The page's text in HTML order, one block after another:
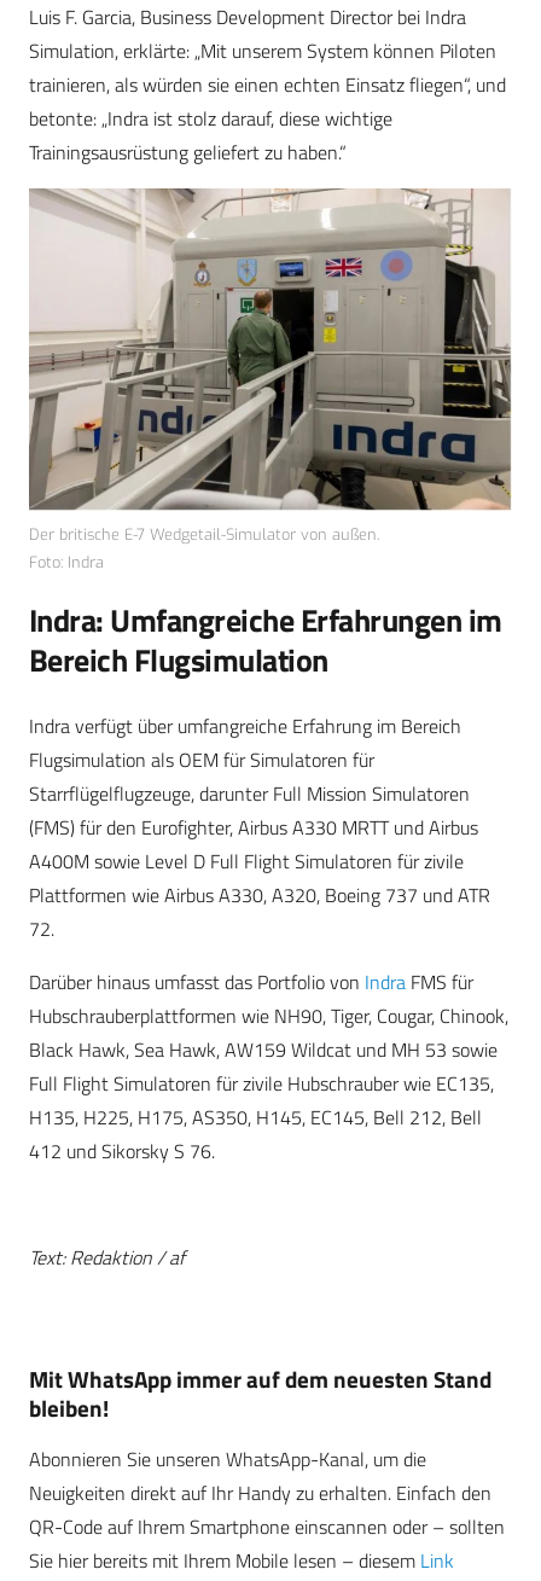
Luis F. Garcia, Business Development Director bei Indra
Simulation, erklärte: „Mit unserem System können Piloten
trainieren, als würden sie einen echten Einsatz fliegen“, und
betonte: „Indra ist stolz darauf, diese wichtige
Trainingsausrüstung geliefert zu haben.“
Der britische E-7 Wedgetail-Simulator von außen.
Foto: Indra
Indra: Umfangreiche Erfahrungen im
Bereich Flugsimulation
Indra verfügt über umfangreiche Erfahrung im Bereich
Flugsimulation als OEM für Simulatoren für
Starrflügelflugzeuge, darunter Full Mission Simulatoren
(FMS) für den Eurofighter, Airbus A330 MRTT und Airbus
A400M sowie Level D Full Flight Simulatoren für zivile
Plattformen wie Airbus A330, A320, Boeing 737 und ATR
72.
Darüber hinaus umfasst das Portfolio von Indra FMS für
Hubschrauberplattformen wie NH90, Tiger, Cougar, Chinook,
Black Hawk, Sea Hawk, AW159 Wildcat und MH 53 sowie
Full Flight Simulatoren für zivile Hubschrauber wie EC135,
H135, H225, H175, AS350, H145, EC145, Bell 212, Bell
412 und Sikorsky S 76.
Text: Redaktion / af
Mit WhatsApp immer auf dem neuesten Stand
bleiben!
Abonnieren Sie unseren WhatsApp-Kanal, um die
Neuigkeiten direkt auf Ihr Handy zu erhalten. Einfach den
QR-Code auf Ihrem Smartphone einscannen oder – sollten
Sie hier bereits mit Ihrem Mobile lesen – diesem Link